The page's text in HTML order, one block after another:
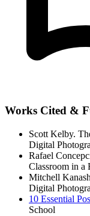
Works Cited &
Scott Kelby.
Digital
Rafael
Classroom in a
Mitchell
Digital
10 Essential
School